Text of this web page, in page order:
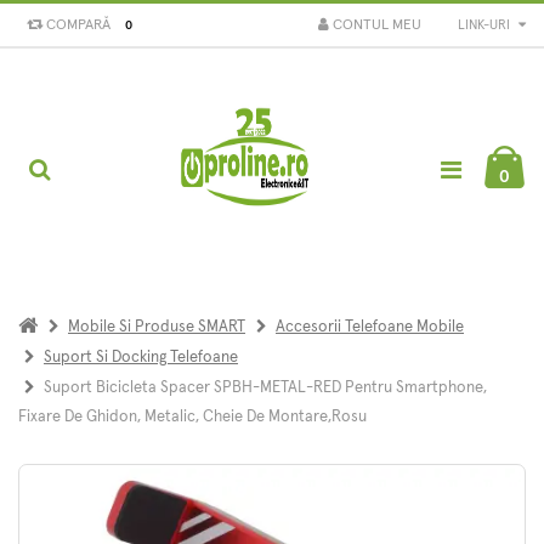
COMPARĂ 0 LINK-URI
CONTUL MEU
0
Mobile Si Produse SMART
Accesorii Telefoane Mobile
Suport Si Docking Telefoane
Suport Bicicleta Spacer SPBH-METAL-RED Pentru Smartphone,
Fixare De Ghidon, Metalic, Cheie De Montare,Rosu